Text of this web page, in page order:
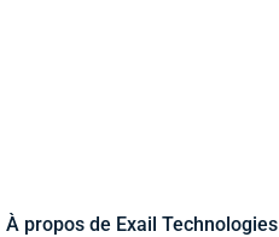
À propos de Exail Technologies